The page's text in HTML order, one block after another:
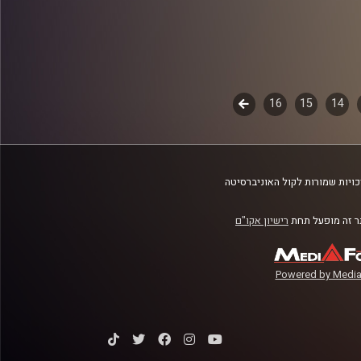
14
15
16
לשלב
שמורות לקול האוניברסיטה
זה מופעל תחת רישיון אקו"ם
Powered by